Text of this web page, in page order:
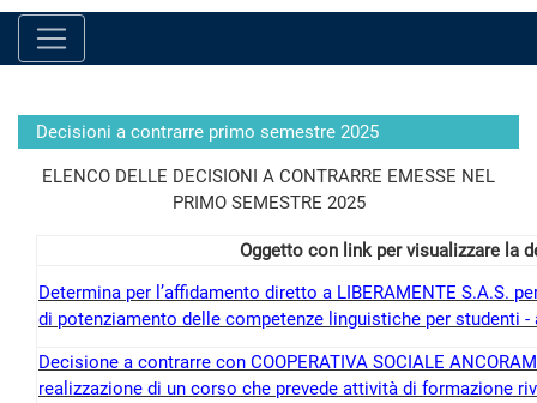
Decisioni a contrarre primo semestre 2025
ELENCO DELLE DECISIONI A CONTRARRE EMESSE NEL
PRIMO SEMESTRE 2025
Oggetto con link per visualizzare la
Determina per l’affidamento diretto a LIBERAMENTE S.A.S.
di potenziamento delle competenze linguistiche per studenti -
Decisione a contrarre con COOPERATIVA SOCIALE
realizzazione di un corso che prevede attività di formazione